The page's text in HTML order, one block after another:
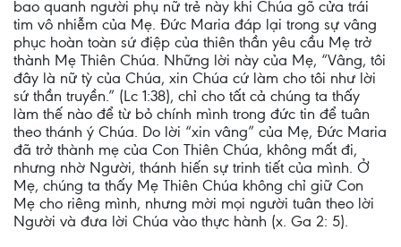
bao quanh người phụ nữ trẻ này khi Chúa gõ cửa trái
tim vô nhiễm của Mẹ. Đức Maria đáp lại trong sự vâng
phục hoàn toàn sứ điệp của thiên thần yêu cầu Mẹ trở
thành Mẹ Thiên Chúa. Những lời này của Mẹ, “Vâng, tôi
đây là nữ tỳ của Chúa, xin Chúa cứ làm cho tôi như lời
sứ thần truyền.” (Lc 1:38), chỉ cho tất cả chúng ta thấy
làm thế nào để từ bỏ chính mình trong đức tin để tuân
theo thánh ý Chúa. Do lời “xin vâng” của Mẹ, Đức Maria
đã trở thành mẹ của Con Thiên Chúa, không mất đi,
nhưng nhờ Người, thánh hiến sự trinh tiết của mình. Ở
Mẹ, chúng ta thấy Mẹ Thiên Chúa không chỉ giữ Con
Mẹ cho riêng mình, nhưng mời mọi người tuân theo lời
Người và đưa lời Chúa vào thực hành (x. Ga 2: 5).